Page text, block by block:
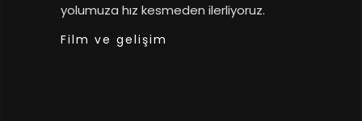
yolumuza hız kesmeden ilerliyoruz.
Film ve gelişim